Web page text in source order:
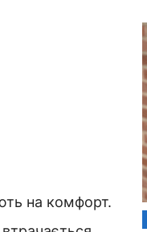
на комфорт.